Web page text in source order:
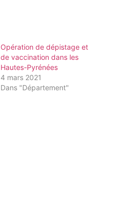
Opération de dépistage et
de vaccination dans les
Hautes-Pyrénées
4 mars 2021
Dans "Département"